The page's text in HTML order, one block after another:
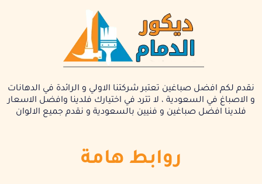
نقدم لكم افضل صباغين تعتبر شركتنا الاولي و الرائدة في الدهانات
و الاصباغ في السعودية ، لا تترد في اختيارك فلدينا وافضل الاسعار
فلدينا افضل صباغين و فنيين بالسعودية و نقدم جميع الالوان
روابط هامة